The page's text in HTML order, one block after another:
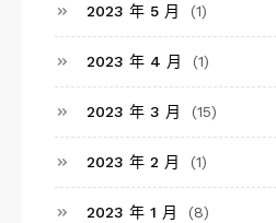
2023 年 5 月 (1)
2023 年 4 月 (1)
2023 年 3 月 (15)
2023 年 2 月 (1)
2023 年 1 月 (8)